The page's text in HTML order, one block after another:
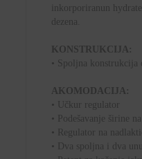
inkorporiranun
dezena.
KONSTRUKCIJA:
• Spoljna konstrukcija
AKOMODACIJA:
• Učkur regulator
• Podešavanje širine
• Regulator na
• Dva spoljna i dva